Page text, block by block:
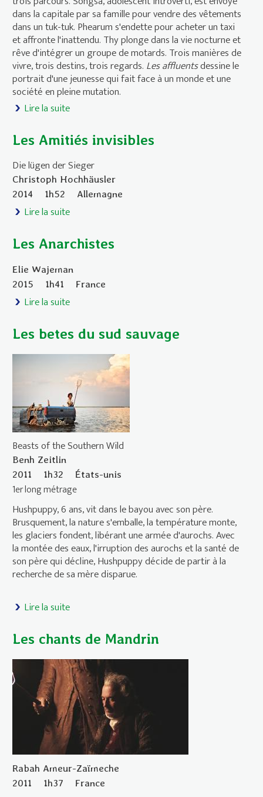
dans la capitale par sa famille pour vendre des vêtements
dans un tuk-tuk. Phearum s'endette pour acheter un taxi
et affronte l'inattendu. Thy plonge dans la vie nocturne et
rêve d'intégrer un groupe de motards. Trois manières de
vivre, trois destins, trois regards. Les affluentsdessine le
portrait d'une jeunesse qui fait face à un monde et une
société en pleine mutation.
Lire la suite
Les Amitiés invisibles
Die lügen der Sieger
Christoph Hochhäusler
2014
1h52 Allemagne
Lire la suite
Les Anarchistes
Elie Wajeman
2015
1h41 France
Lire la suite
Les betes du sud sauvage
Beasts of the Southern Wild
Benh Zeitlin
2011
1h32 États-unis
1er long métrage
Hushpuppy, 6 ans, vit dans le bayou avec son père.
Brusquement, la nature s'emballe, la température monte,
les glaciers fondent, libérant une armée d'aurochs. Avec
la montée des eaux, l'irruption des aurochs et la santé de
son père qui décline, Hushpuppy décide de partir à la
recherche de sa mère disparue.
Lire la suite
Les chants de Mandrin
Rabah Ameur-Zaïmeche
2011
1h37 France